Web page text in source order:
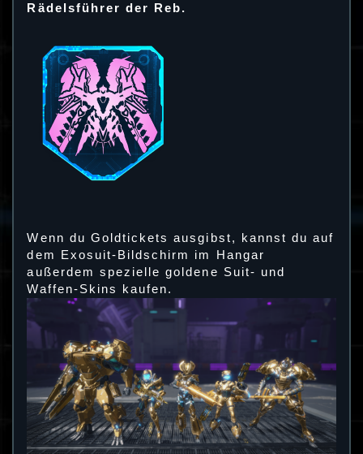
Rädelsführer der Reb.
Wenn du Goldtickets ausgibst, kannst du auf
dem Exosuit-Bildschirm im Hangar
außerdem spezielle goldene Suit- und
Waffen-Skins kaufen.